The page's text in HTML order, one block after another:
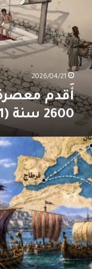
قبل
2600
سنة
2)
2026/04/21
أَقدم
2600 سنة (1 من 2)
هل
فعلًا
“وُجدَ”
الفينيقيون؟
من
3
–
الحلقة
الأَخيرة)